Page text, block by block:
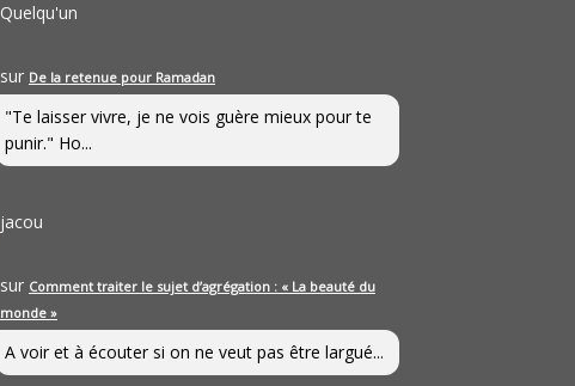
Quelqu'un
sur De la retenue pour Ramadan
"Te laisser vivre, je ne vois guère mieux pour te
punir." Ho...
jacou
sur Comment traiter le sujet d’agrégation : « La beauté du
monde »
A voir et à écouter si on ne veut pas être largué...